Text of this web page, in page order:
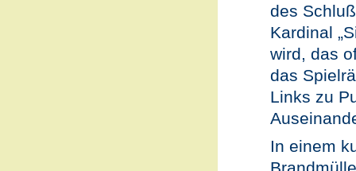
des
Kardinal
wird, das
das
Links zu
In einem